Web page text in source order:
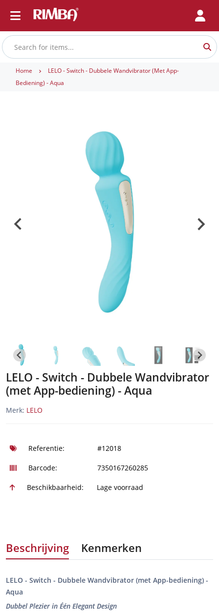
Home
LELO - Switch - Dubbele Wandvibrator (met App-
Bediening) - Aqua
LELO - Switch - Dubbele Wandvibrator
(met App-bediening) - Aqua
Merk: LELO
Referentie: #12018
Barcode: 7350167260285
Beschikbaarheid: Lage voorraad
Beschrijving Kenmerken
LELO - Switch - Dubbele Wandvibrator (met App-bediening) -
Aqua
Dubbel Plezier in Één Elegant Design